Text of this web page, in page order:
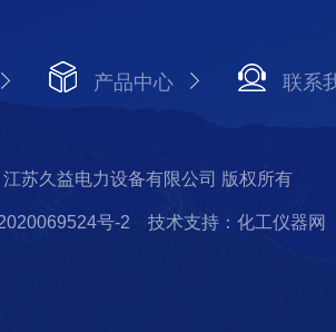
产品中心 联系
苏久益电力设备有限公司 版权所有
号-2
技术支持：化工仪器网